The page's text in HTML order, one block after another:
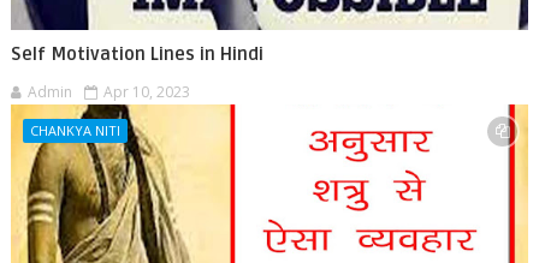
Self Motivation Lines in Hindi
Admin Apr 10, 2023
CHANKYA NITI